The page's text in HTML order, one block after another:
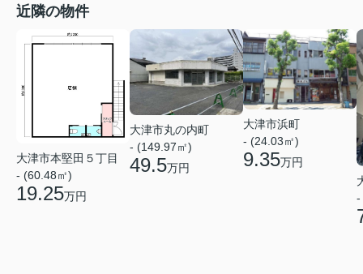
近隣の物件
大津市本堅田５丁目
- (60.48㎡)
19.25万円
大津市丸の内町
- (149.97㎡)
49.5万円
大津市浜町
- (24.03㎡)
9.35万円
-